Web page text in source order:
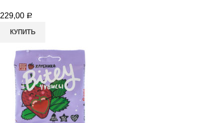
229,00 Р
КУПИТЬ